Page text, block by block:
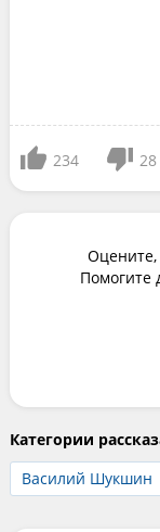
234 28
Оцените,
Помогите
Категории
Василий Шукшин